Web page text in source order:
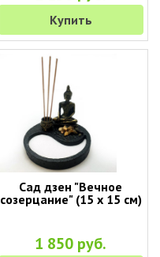
Купить
Сад дзен "Вечное
созерцание" (15 х 15 см)
1 850 руб.